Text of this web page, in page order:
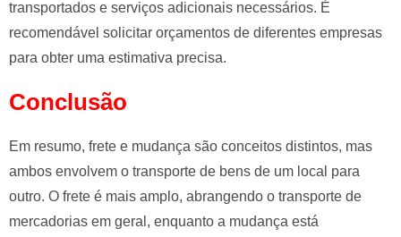
transportados e serviços adicionais necessários. É
recomendável solicitar orçamentos de diferentes empresas
para obter uma estimativa precisa.
Conclusão
Em resumo, frete e mudança são conceitos distintos, mas
ambos envolvem o transporte de bens de um local para
outro. O frete é mais amplo, abrangendo o transporte de
mercadorias em geral, enquanto a mudança está